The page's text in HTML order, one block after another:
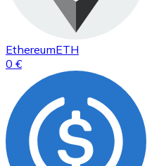
EthereumETH
0 €